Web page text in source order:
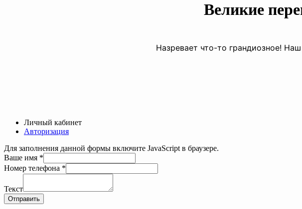
Великие
Назревает что-то грандиозное!
Личный кабинет
Авторизация
Для заполнения данной формы включите JavaScript в браузере.
Ваше имя *
Номер телефона *
телефона
имя
Текст
Отправить